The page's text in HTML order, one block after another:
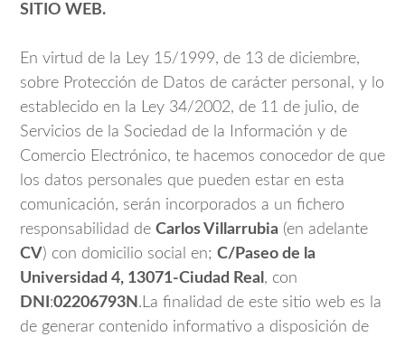
SITIO WEB.
En virtud de la Ley 15/1999, de 13 de diciembre,
sobre Protección de Datos de carácter personal, y lo
establecido en la Ley 34/2002, de 11 de julio, de
Servicios de la Sociedad de la Información y de
Comercio Electrónico, te hacemos conocedor de que
los datos personales que pueden estar en esta
comunicación, serán incorporados a un fichero
responsabilidad de Carlos Villarrubia (en adelante
CV) con domicilio social en; C/Paseo de la
Universidad 4, 13071-Ciudad Real , con
DNI :02206793N .La finalidad de este sitio web es la
de generar contenido informativo a disposición de